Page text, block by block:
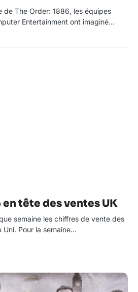
de The Order: 1886, les équipes
Entertainment ont imaginé…
en tête des ventes UK
semaine les chiffres de vente des
Uni. Pour la semaine…